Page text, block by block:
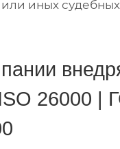
иных судебных
26000 |